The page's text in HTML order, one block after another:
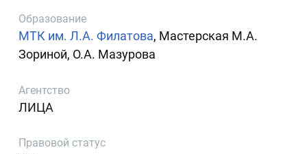
Образование
МТК им. Л.А. Филатова, Мастерская М.А.
Зориной, О.А. Мазурова
Агентство
ЛИЦА
Правовой статус